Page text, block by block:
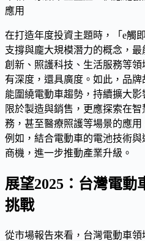
在打造年度投資主題時，「e觸
支撐與龐大規模潛力的概念，
創新、照護科技、生活服務等
有深度，還具廣度。如此，品
能圍繞電動車趨勢，持續擴大
限於製造與銷售，更應探索在
務，甚至醫療照護等場景的應用
例如，結合電動車的電池技術
商機，進一步推動產業升級。
展望2025：台灣電動
挑戰
從市場報告來看，台灣電動車